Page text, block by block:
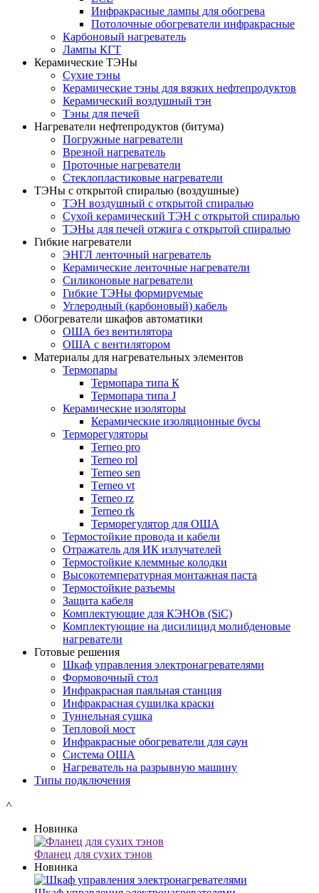
Инфракрасные лампы для обогрева
Потолочные обогреватели инфракрасные
Карбоновый нагреватель
Лампы КГТ
Керамические ТЭНы
Сухие тэны
Керамические тэны для вязких нефтепродуктов
Керамический воздушный тэн
Тэны для печей
Нагреватели нефтепродуктов (битума)
Погружные нагреватели
Врезной нагреватель
Проточные нагреватели
Стеклопластиковые нагреватели
ТЭНы с открытой спиралью (воздушные)
ТЭН воздушный с открытой спиралью
Сухой керамический ТЭН с открытой спиралью
ТЭНы для печей отжига с открытой спиралью
Гибкие нагреватели
ЭНГЛ ленточный нагреватель
Керамические ленточные нагреватели
Силиконовые нагреватели
Гибкие ТЭНы формируемые
Углеродный (карбоновый) кабель
Обогреватели шкафов автоматики
ОША без вентилятора
ОША с вентилятором
Материалы для нагревательных элементов
Термопары
Термопара типа К
Термопара типа J
Керамические изоляторы
Керамические изоляционные бусы
Терморегуляторы
Terneo pro
Terneo rol
Terneo sen
Тerneo vt
Terneo rz
Terneo rk
Терморегулятор для ОША
Термостойкие провода и кабели
Отражатель для ИК излучателей
Термостойкие клеммные колодки
Высокотемпературная монтажная паста
Термостойкие разъемы
Защита кабеля
Комплектующие для КЭНОв (SiC)
Комплектующие на дисилицид молибденовые
нагреватели
Готовые решения
Шкаф управления электронагревателями
Формовочный стол
Инфракрасная паяльная станция
Инфракрасная сушилка краски
Туннельная сушка
Тепловой мост
Инфракрасные обогреватели для саун
Система ОША
Нагреватель на разрывную машину
Типы подключения
˄
Новинка
Фланец для сухих тэнов
Новинка